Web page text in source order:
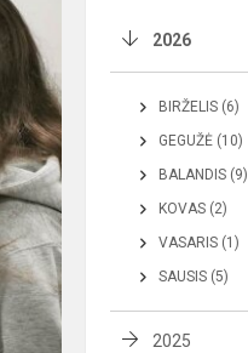
2026
BIRŽELIS (6)
GEGUŽĖ (10)
BALANDIS (9)
KOVAS (2)
VASARIS (1)
SAUSIS (5)
2025